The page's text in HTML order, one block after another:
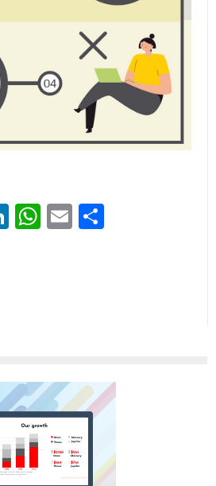
LinkedIn
WhatsApp
Email